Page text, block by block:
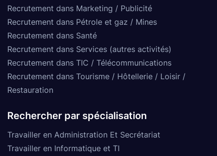
Recrutement dans Marketing / Publicité
Recrutement dans Pétrole et gaz / Mines
Recrutement dans Santé
Recrutement dans Services (autres activités)
Recrutement dans TIC / Télécommunications
Recrutement dans Tourisme / Hôtellerie / Loisir /
Restauration
Rechercher par spécialisation
Travailler en Administration Et Secrétariat
Travailler en Informatique et TI